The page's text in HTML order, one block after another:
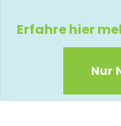
Erfahre hier
Nur